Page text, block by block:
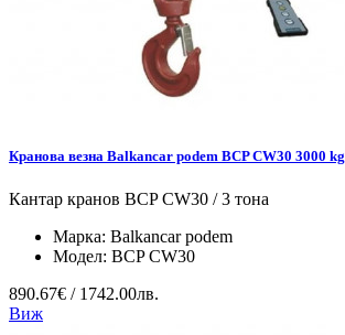
Кранова везна Balkancar podem BCP CW30 3000 kg
Кантар кранов BCP CW30 / 3 тона
Марка: Balkancar podem
Модел: BCP CW30
890.67€ / 1742.00лв.
Виж